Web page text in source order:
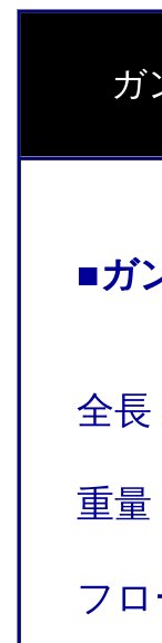
ガ
■ガ
全長
重
フ